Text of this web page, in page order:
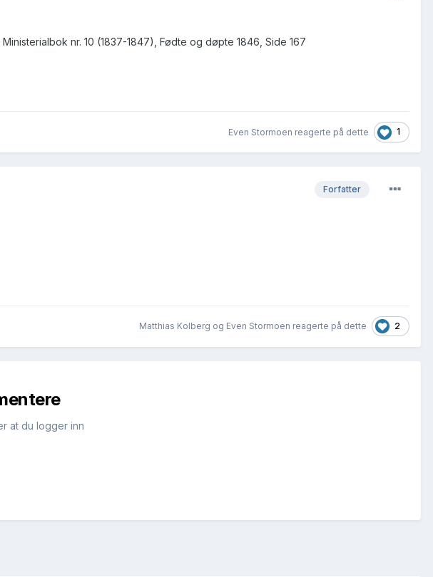
nr. 10 (1837-1847), Fødte og døpte 1846, Side 167
Even Stormoen reagerte på dette 1
Forfatter
Matthias Kolberg og Even Stormoen reagerte på dette 2
at du logger inn